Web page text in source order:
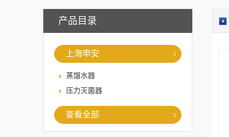
产品目录
上海申安
蒸馏水器
压力灭菌器
查看全部